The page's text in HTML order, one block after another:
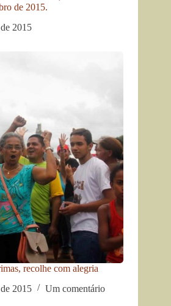
de 2015.
2015
recolhe com alegria
2015
Um comentário